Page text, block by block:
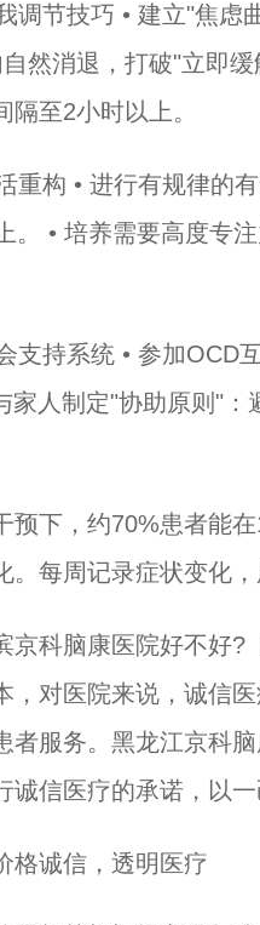
节技巧 • 建立"焦虑曲
然消退，打破"立即
至2小时以上。
构 • 进行有规律的有
。 • 培养需要高度专
持系统 • 参加OCD互
家人制定"协助原则"
下，约70%患者能在
。每周记录症状变化
脑康医院好不好?【
，对医院来说，诚信
者服务。黑龙江京科
诚信医疗的承诺，以
诚信，透明医疗